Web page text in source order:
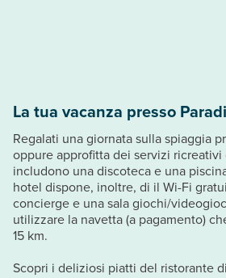
La tua vacanza presso
Regalati una giornata sulla spiaggia
oppure approfitta dei servizi
includono una discoteca e una
hotel dispone, inoltre, di il Wi-Fi
concierge e una sala giochi/
utilizzare la navetta (a pagamento)
15 km.
Scopri i deliziosi piatti del ristorante